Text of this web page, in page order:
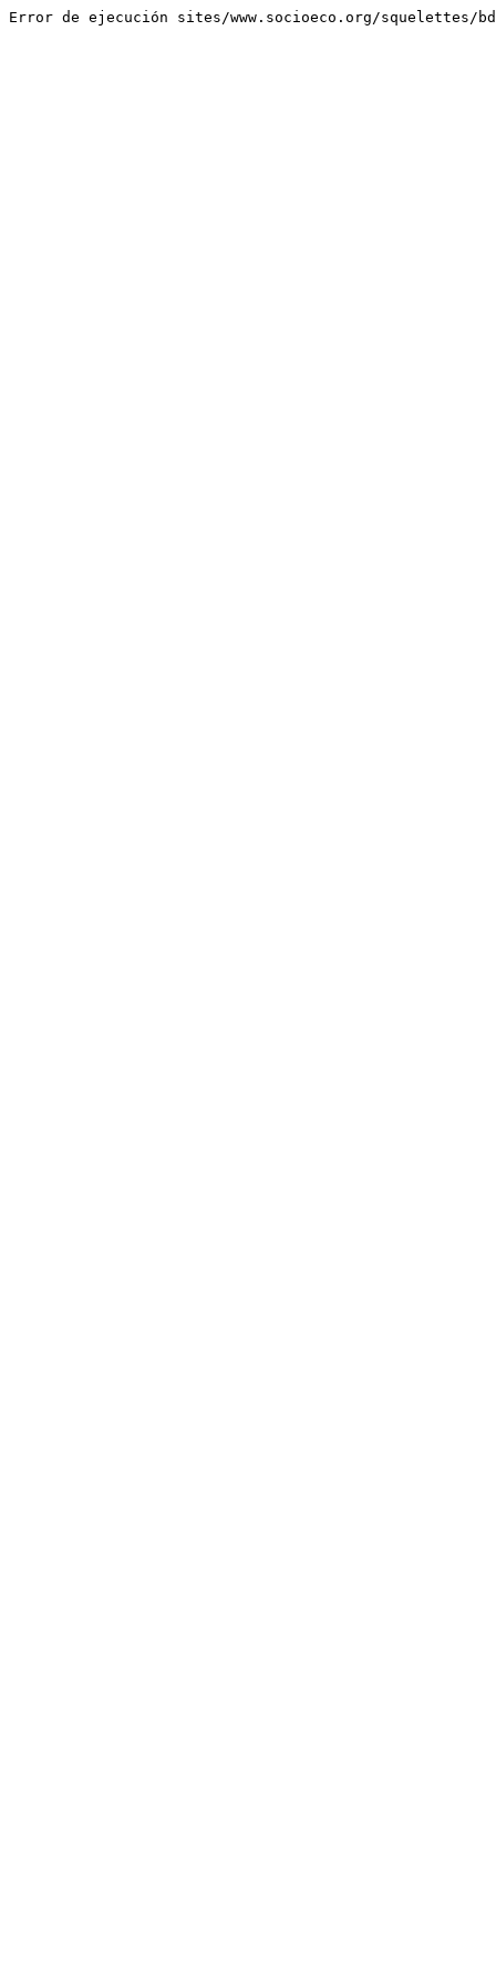
Error de ejecución sites/www.socioeco.org/squelettes/